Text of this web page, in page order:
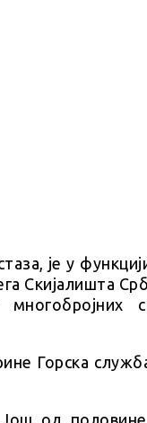
је у
Скијалишта
Горска